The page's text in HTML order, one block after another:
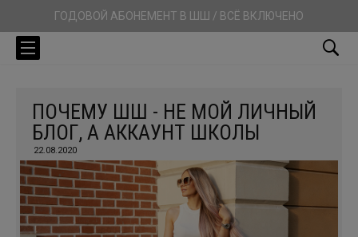
ГОДОВОЙ АБОНЕМЕНТ В ШШ / ВСЁ ВКЛЮЧЕНО
ПОЧЕМУ ШШ - НЕ МОЙ ЛИЧНЫЙ
БЛОГ, А АККАУНТ ШКОЛЫ
22.08.2020